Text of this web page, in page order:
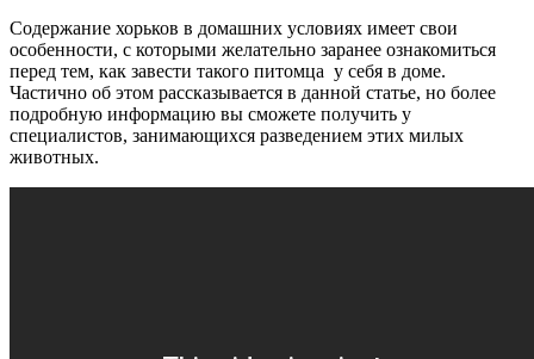
Содержание хорьков в домашних условиях имеет свои
особенности, с которыми желательно заранее ознакомиться
перед тем, как завести такого питомца у себя в доме.
Частично об этом рассказывается в данной статье, но более
подробную информацию вы сможете получить у
специалистов, занимающихся разведением этих милых
животных.